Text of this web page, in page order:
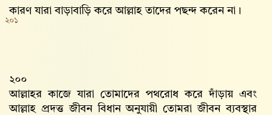
কারণ যারা বাড়াবাড়ি করে আল্লাহ‌ তাদের পছন্দ করেন না।
২০১
২০০
আল্লাহর কাজে যারা তোমাদের পথরোধ করে দাঁড়ায় এবং
আল্লাহ‌ প্রদত্ত জীবন বিধান অনুযায়ী তোমরা জীবন ব্যবস্থার